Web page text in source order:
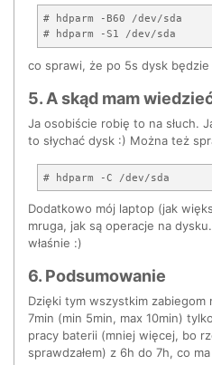
# hdparm -B60 /dev/sda
co sprawi, że po 5s dysk będzie
5. A skąd mam
Ja osobiście robię to na słuch.
to słychać dysk :) Można też
Dodatkowo mój laptop (jak
mruga, jak są operacje na
właśnie :)
6. Podsumowanie
Dzięki tym wszystkim
7min (min 5min, max 10min)
pracy baterii (mniej więcej, bo
sprawdzałem) z 6h do 7h, co